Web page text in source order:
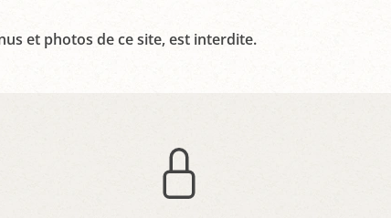
et photos de ce site, est interdite.